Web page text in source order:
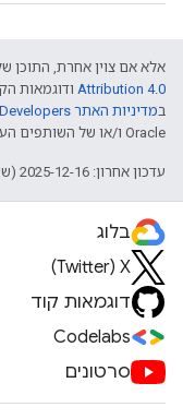
אלא אם צוין אחרת, התוכן
Attribution 4.0 ודוגמאות
במדיניות האתר Google Developers‏
Oracle ו/או של השותפים העצמאיים שלה.
עדכון אחרון: 2025-12-16 (שעון UTC).
בלוג
X‏ (Twitter)
דוגמאות קוד
Codelabs
סרטונים